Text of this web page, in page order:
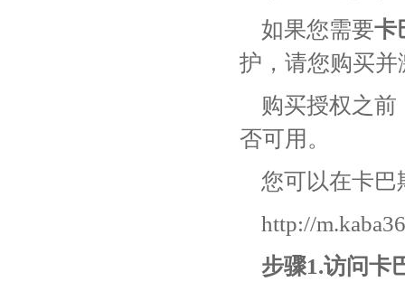
如果您需要卡
护，请您购买并
购买授权之
否可用。
您可以在卡巴
http://
步骤1.访问卡